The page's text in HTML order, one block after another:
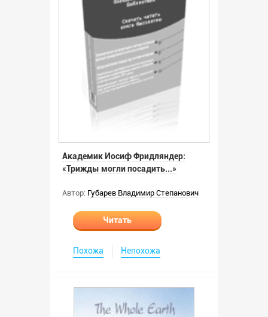
Академик Иосиф Фридляндер:
«Трижды могли посадить...»
Автор: Губарев Владимир Степанович
Читать
Похожа Непохожа